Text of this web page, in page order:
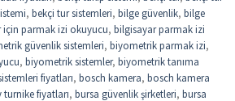
, bekçi tur sistemleri, bilge güvenlik, bilge
için parmak izi okuyucu, bilgisayar parmak izi
güvenlik sistemleri, biyometrik parmak izi,
, biyometrik sistemler, biyometrik tanıma
fiyatları, bosch kamera, bosch kamera
turnike fiyatları, bursa güvenlik şirketleri, bursa